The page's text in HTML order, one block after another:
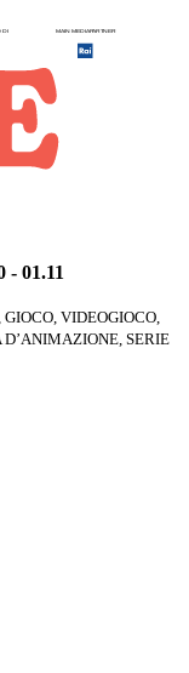
- 01.11
VIDEOGIOCO,
SERIE